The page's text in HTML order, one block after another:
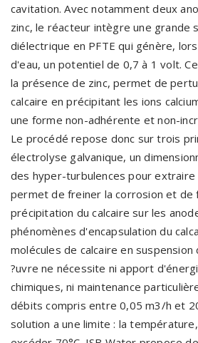
cavitation. Avec notamment deux
zinc, le réacteur intègre une grande
diélectrique en PFTE qui génère,
d'eau, un potentiel de 0,7 à 1 volt.
la présence de zinc, permet de
calcaire en précipitant les ions
une forme non-adhérente et non-
Le procédé repose donc sur trois
électrolyse galvanique, un
des hyper-turbulences pour extraire
permet de freiner la corrosion et de
précipitation du calcaire sur les
phénomènes d'encapsulation du
molécules de calcaire en suspension
?uvre ne nécessite ni apport
chimiques, ni maintenance
débits compris entre 0,05 m3/h et
solution a une limite : la